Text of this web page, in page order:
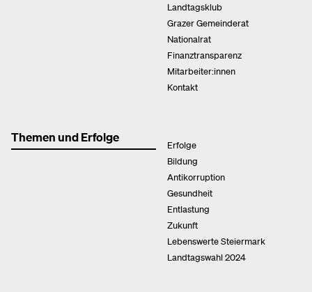
Landtagsklub
Grazer Gemeinderat
Nationalrat
Finanztransparenz
Mitarbeiter:innen
Kontakt
Themen und Erfolge
Erfolge
Bildung
Antikorruption
Gesundheit
Entlastung
Zukunft
Lebenswerte Steiermark
Landtagswahl 2024